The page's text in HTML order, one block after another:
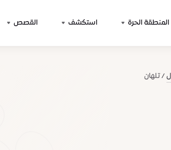
المنطقة الحرة استكشف القصص
تلهان